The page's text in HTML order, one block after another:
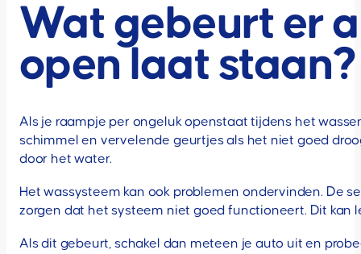
Wat gebeurt er
open laat staan?
Als je raampje per ongeluk openstaat tijdens het
schimmel en vervelende geurtjes als het niet goed
door het water.
Het wassysteem kan ook problemen ondervinden. De
zorgen dat het systeem niet goed functioneert. Dit
Als dit gebeurt, schakel dan meteen je auto uit en